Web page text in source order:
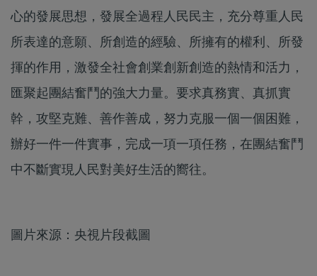
心的發展思想，發展全過程人民民主，充分尊重人民
所表達的意願、所創造的經驗、所擁有的權利、所發
揮的作用，激發全社會創業創新創造的熱情和活力，
匯聚起團結奮鬥的強大力量。要求真務實、真抓實
幹，攻堅克難、善作善成，努力克服一個一個困難，
辦好一件一件實事，完成一項一項任務，在團結奮鬥
中不斷實現人民對美好生活的嚮往。
圖片來源：央視片段截圖